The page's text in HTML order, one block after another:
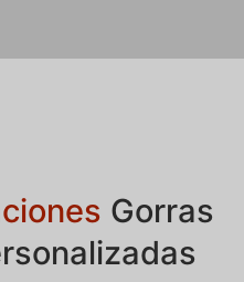
Gorras